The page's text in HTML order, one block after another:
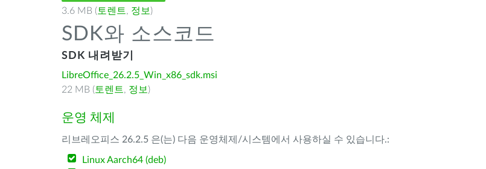
3.6 MB ( 토렌트, 정보 )
SDK와 소스코드
SDK 내려받기
LibreOffice_26.2.5_Win_x86_sdk.msi
22 MB ( 토렌트, 정보 )
운영 체제
리브레오피스 26.2.5 은(는) 다음 운영체제/시스템에서 사용하실 수 있습니다.:
Linux Aarch64 (deb)